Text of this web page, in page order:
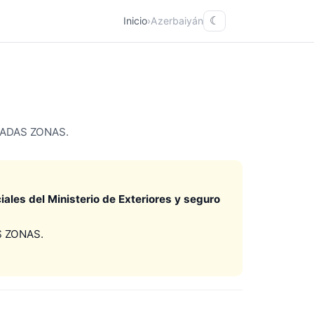
Inicio›Azerbaiyán ☾
ZONAS.
del Ministerio de Exteriores y seguro
ZONAS.